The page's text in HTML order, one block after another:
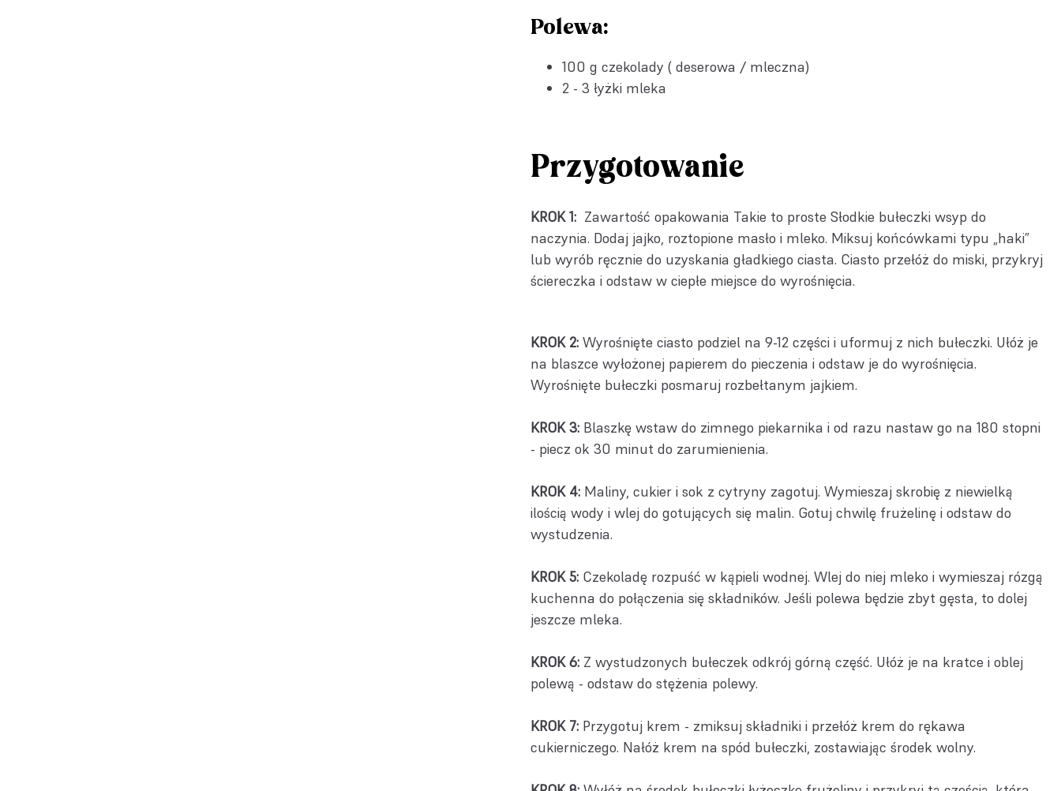
Polewa:
100 g czekolady ( deserowa / mleczna)
2 - 3 łyżki mleka
Przygotowanie
KROK 1: Zawartość opakowania Takie to proste Słodkie bułeczki wsyp do
naczynia. Dodaj jajko, roztopione masło i mleko. Miksuj końcówkami typu „haki”
lub wyrób ręcznie do uzyskania gładkiego ciasta. Ciasto przełóż do miski, przykryj
ściereczka i odstaw w ciepłe miejsce do wyrośnięcia.
KROK 2: Wyrośnięte ciasto podziel na 9-12 części i uformuj z nich bułeczki. Ułóż je
na blaszce wyłożonej papierem do pieczenia i odstaw je do wyrośnięcia.
Wyrośnięte bułeczki posmaruj rozbełtanym jajkiem.
KROK 3: Blaszkę wstaw do zimnego piekarnika i od razu nastaw go na 180 stopni
- piecz ok 30 minut do zarumienienia.
KROK 4: Maliny, cukier i sok z cytryny zagotuj. Wymieszaj skrobię z niewielką
ilością wody i wlej do gotujących się malin. Gotuj chwilę frużelinę i odstaw do
wystudzenia.
KROK 5: Czekoladę rozpuść w kąpieli wodnej. Wlej do niej mleko i wymieszaj rózgą
kuchenna do połączenia się składników. Jeśli polewa będzie zbyt gęsta, to dolej
jeszcze mleka.
KROK 6: Z wystudzonych bułeczek odkrój górną część. Ułóż je na kratce i oblej
polewą - odstaw do stężenia polewy.
KROK 7: Przygotuj krem - zmiksuj składniki i przełóż krem do rękawa
cukierniczego. Nałóż krem na spód bułeczki, zostawiając środek wolny.